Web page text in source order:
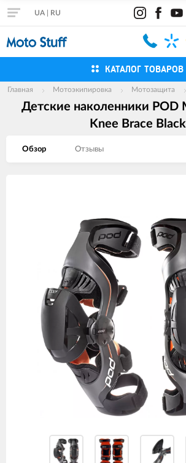
UA RU
КАТАЛОГ ТОВАРОВ
Главная Мотоэкипировка Мотозащита
Детские наколенники POD
Knee Brace Black
Обзор Отзывы